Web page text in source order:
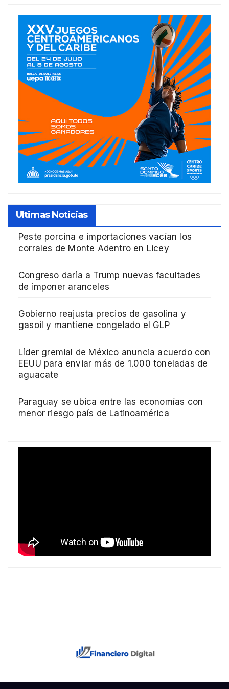
Ultimas Noticias
Peste porcina e importaciones vacían los
corrales de Monte Adentro en Licey
Congreso daría a Trump nuevas facultades
de imponer aranceles
Gobierno reajusta precios de gasolina y
gasoil y mantiene congelado el GLP
Líder gremial de México anuncia acuerdo con
EEUU para enviar más de 1.000 toneladas de
aguacate
Paraguay se ubica entre las economías con
menor riesgo país de Latinoamérica